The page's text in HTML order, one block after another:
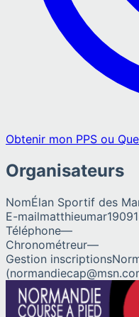
Obtenir mon PPS ou
Organisateurs
NomÉlan Sportif des
E-mail
Téléphone—
Chronométreur—
Gestion inscriptions